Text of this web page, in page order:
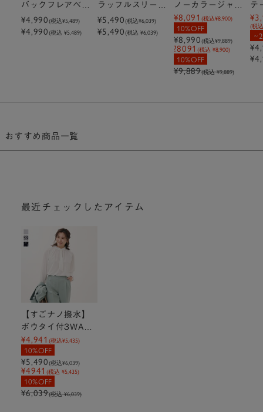
バックフレアベー
シックシャツ＜ヒ
ルナンデス！で紹
¥4,990(税込¥5,489)
¥4,990(税込 ¥5,489)
ラッフルスリーブ
ブラウス
¥5,490(税込¥6,039)
¥5,490(税込 ¥6,039)
ノーカラージャケ
ット
¥8,091 (税込¥8,900)
10%OFF
¥8,990(税込¥9,889)
?8091(税込 ¥8,900)
10%OFF
¥9,889(税込 ¥9,889)
テ
＜
で
＞
(税込
おすすめ商品一覧
最近チェックしたアイテム
【すごナノ撥水】
ボウタイ付3WAY
フリルブラウス
¥4,941 (税込¥5,435)
10%OFF
¥5,490(税込¥6,039)
¥4941(税込 ¥5,435)
10%OFF
¥6,039(税込 ¥6,039)